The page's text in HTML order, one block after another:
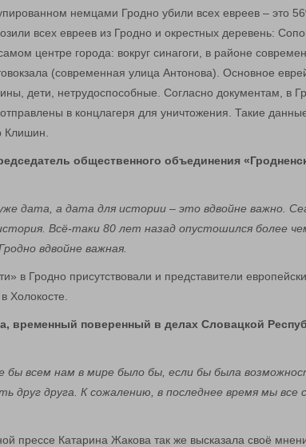
немцами Гродно убили всех евреев – это
всех евреев из Гродно и окрестных деревень:
центре города: вокруг синагоги, в районе
(современная улица Антонова). Основное
дети, нетрудоспособные. Согласно документам, в
в концлагеря для уничтожения. Такие
Клишин.
общественного объединения
дата, а дата для истории – это вдвойне важно.
Всё-таки 80 лет назад опустошился более
вдвойне важная.
в Гродно присутствовали и представители
Холокосте.
временный поверенный в делах Словацкой
бы всем нам в мире было бы, если бы была
друг друга. К сожалению, в последнее время мы все
прессе Катарина Жакова так же высказала своё